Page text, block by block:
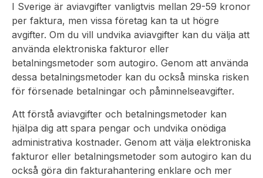
I Sverige är aviavgifter vanligtvis mellan 29-59 kronor
per faktura, men vissa företag kan ta ut högre
avgifter. Om du vill undvika aviavgifter kan du välja att
använda elektroniska fakturor eller
betalningsmetoder som autogiro. Genom att använda
dessa betalningsmetoder kan du också minska risken
för försenade betalningar och påminnelseavgifter.
Att förstå aviavgifter och betalningsmetoder kan
hjälpa dig att spara pengar och undvika onödiga
administrativa kostnader. Genom att välja elektroniska
fakturor eller betalningsmetoder som autogiro kan du
också göra din fakturahantering enklare och mer